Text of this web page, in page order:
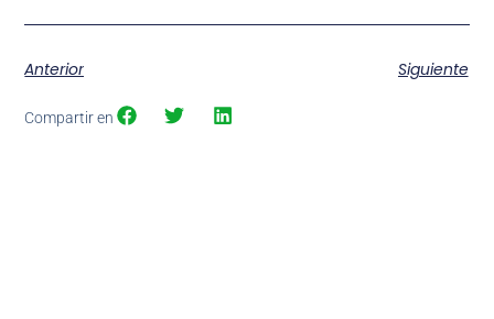
Anterior Siguiente
Compartir en